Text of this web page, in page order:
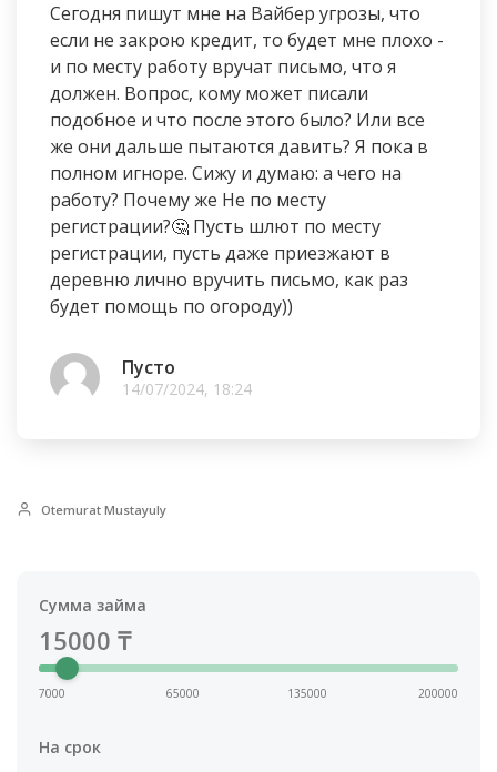
Сегодня пишут мне на Вайбер угрозы, что
если не закрою кредит, то будет мне плохо -
и по месту работу вручат письмо, что я
должен. Вопрос, кому может писали
подобное и что после этого было? Или все
же они дальше пытаются давить? Я пока в
полном игноре. Сижу и думаю: а чего на
работу? Почему же Не по месту
регистрации?🤔 Пусть шлют по месту
регистрации, пусть даже приезжают в
деревню лично вручить письмо, как раз
будет помощь по огороду))
Пусто
14/07/2024, 18:24
Otemurat Mustayuly
Сумма займа
15000 ₸
7000 65000 135000 200000
На срок